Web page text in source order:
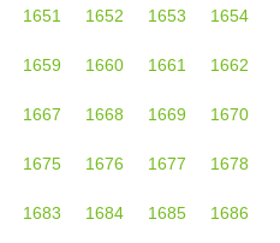
1651 1652 1653 1654
1659 1660 1661 1662
1667 1668 1669 1670
1675 1676 1677 1678
1683 1684 1685 1686